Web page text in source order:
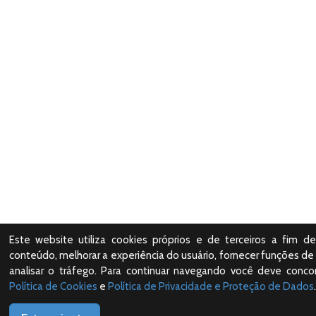
Este website utiliza cookies próprios e de terceiros a fim
conteúdo, melhorar a experiência do usuário, fornecer funções
analisar o tráfego. Para continuar navegando você deve
Política de Cookies e Política de Privacidade e Proteção de Dados.